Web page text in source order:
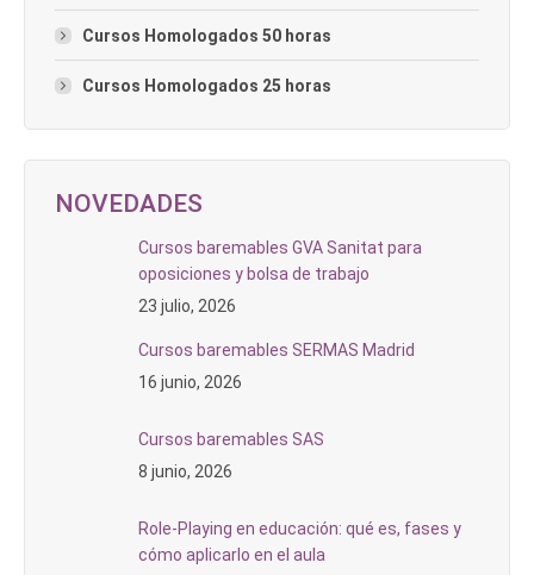
Cursos Homologados 50 horas
Cursos Homologados 25 horas
NOVEDADES
Cursos baremables GVA Sanitat para
oposiciones y bolsa de trabajo
23 julio, 2026
Cursos baremables SERMAS Madrid
16 junio, 2026
Cursos baremables SAS
8 junio, 2026
Role-Playing en educación: qué es, fases y
cómo aplicarlo en el aula